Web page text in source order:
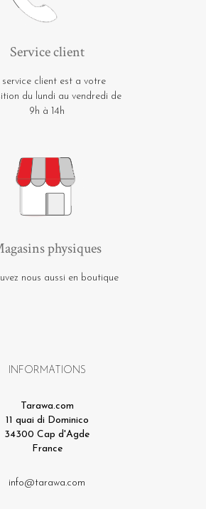
Service client
service client est a votre
du lundi au vendredi de
9h à 14h
physiques
nous aussi en boutique
INFORMATIONS
Tarawa.com
11 quai di Dominico
34300 Cap d'Agde
France
info@tarawa.com